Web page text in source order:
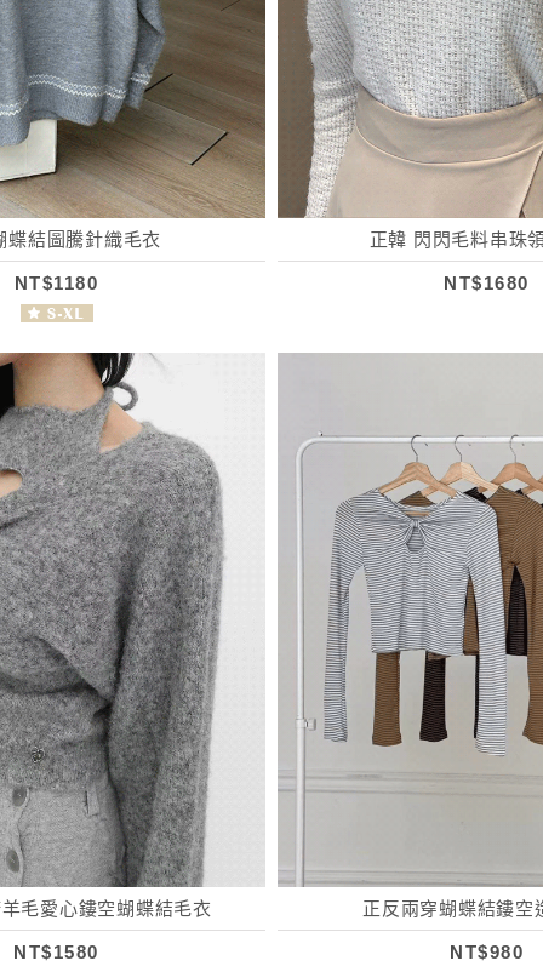
蝶結圖騰針織毛衣
NT$1180
正韓 閃閃毛料串珠
NT$1680
毛愛心鏤空蝴蝶結毛衣
NT$1580
正反兩穿蝴蝶結鏤空
NT$980